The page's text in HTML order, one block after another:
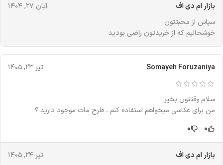
بازار ام دی اف
آبان ۲۷, ۱۴۰۴
سپاس از محبتتون
خوشحالیم که از خریدتون راضی بودید
Somayeh Foruzaniya تیر ۲۳, ۱۴۰۵
سلام وقتتون بخیر
من برای عکاسی میخواهم استفاده کنم . طرح مات موجود دارید ؟
0
0
بازار ام دی اف
تیر ۲۴, ۱۴۰۵